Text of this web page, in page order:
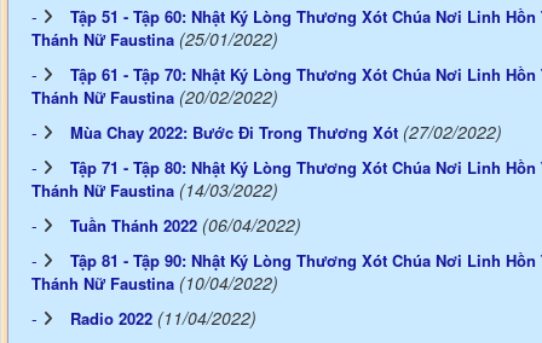
Tập 51 - Tập 60: Nhật Ký Lòng Thương Xót Chúa Nơi Linh Hồn
Thánh Nữ Faustina (25/01/2022)
Tập 61 - Tập 70: Nhật Ký Lòng Thương Xót Chúa Nơi Linh Hồn
Thánh Nữ Faustina (20/02/2022)
Mùa Chay 2022: Bước Đi Trong Thương Xót (27/02/2022)
Tập 71 - Tập 80: Nhật Ký Lòng Thương Xót Chúa Nơi Linh Hồn
Thánh Nữ Faustina (14/03/2022)
Tuần Thánh 2022 (06/04/2022)
Tập 81 - Tập 90: Nhật Ký Lòng Thương Xót Chúa Nơi Linh Hồn
Thánh Nữ Faustina (10/04/2022)
Radio 2022 (11/04/2022)